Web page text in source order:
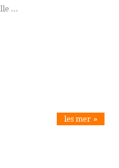
...
les mer »